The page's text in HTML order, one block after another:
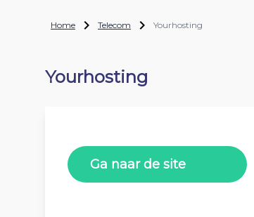
Home Telecom Yourhosting
Yourhosting
Ga naar de site